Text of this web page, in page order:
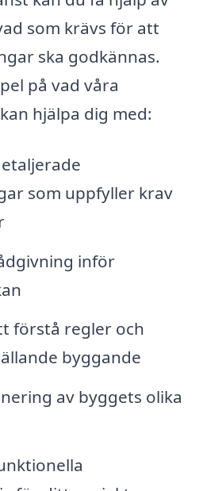
som krävs för att
ska godkännas.
på vad våra
hjälpa dig med:
som uppfyller krav
inför
förstå regler och
byggande
av byggets olika